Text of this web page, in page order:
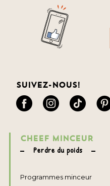
Suivez-nous!
CHEEF MINCEUR
Perdre du poids
Programmes minceur